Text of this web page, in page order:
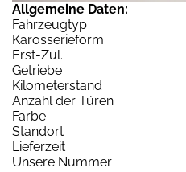
Allgemeine Daten:
Fahrzeugtyp
Karosserieform
Erst-Zul.
Getriebe
Kilometerstand
Anzahl der Türen
Farbe
Standort
Lieferzeit
Unsere Nummer